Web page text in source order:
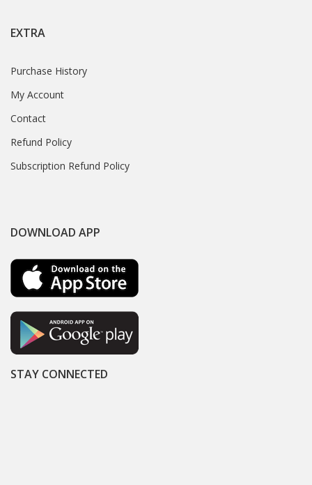
EXTRA
Purchase History
My Account
Contact
Refund Policy
Subscription Refund Policy
DOWNLOAD APP
STAY CONNECTED